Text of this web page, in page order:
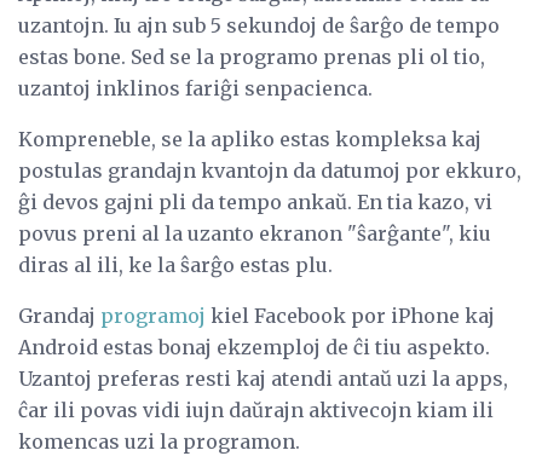
uzantojn. Iu ajn sub 5 sekundoj de ŝarĝo de tempo
estas bone. Sed se la programo prenas pli ol tio,
uzantoj inklinos fariĝi senpacienca.
Kompreneble, se la apliko estas kompleksa kaj
postulas grandajn kvantojn da datumoj por ekkuro,
ĝi devos gajni pli da tempo ankaŭ. En tia kazo, vi
povus preni al la uzanto ekranon "ŝarĝante", kiu
diras al ili, ke la ŝarĝo estas plu.
Grandaj programoj kiel Facebook por iPhone kaj
Android estas bonaj ekzemploj de ĉi tiu aspekto.
Uzantoj preferas resti kaj atendi antaŭ uzi la apps,
ĉar ili povas vidi iujn daŭrajn aktivecojn kiam ili
komencas uzi la programon.